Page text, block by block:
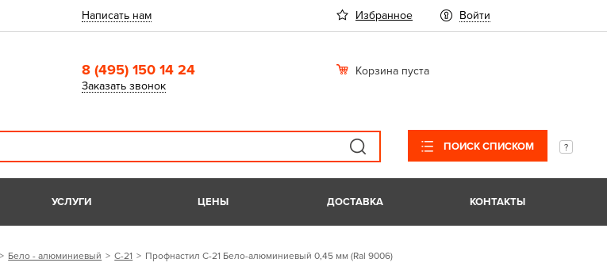
Написать нам Избранное Войти
8 (495) 150 14 24
Заказать звонок
Корзина пуста
ПОИСК СПИСКОМ
УСЛУГИ ЦЕНЫ ДОСТАВКА КОНТАКТЫ
Бело - алюминиевый С-21 Профнастил С-21 Бело-алюминиевый 0,45 мм (Ral 9006)